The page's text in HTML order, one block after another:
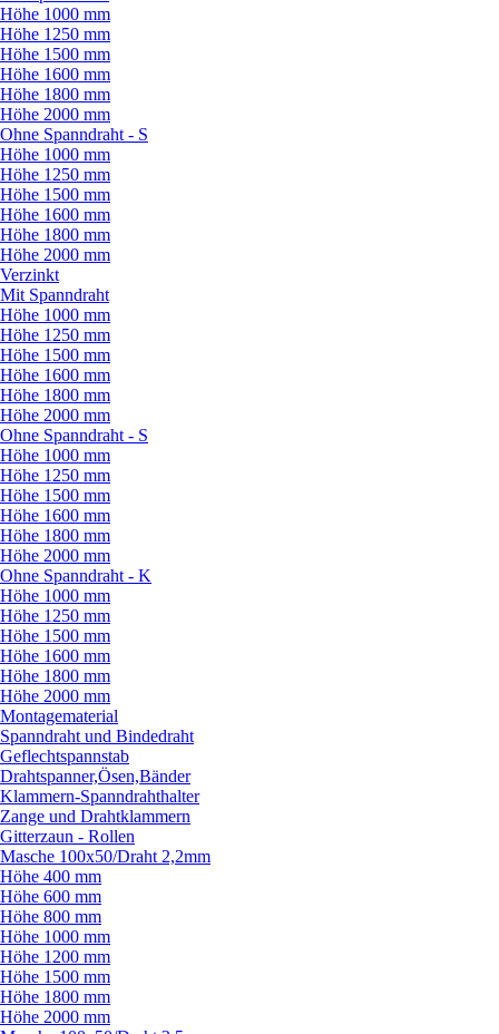
Höhe 1000 mm
Höhe 1250 mm
Höhe 1500 mm
Höhe 1600 mm
Höhe 1800 mm
Höhe 2000 mm
Ohne Spanndraht - S
Höhe 1000 mm
Höhe 1250 mm
Höhe 1500 mm
Höhe 1600 mm
Höhe 1800 mm
Höhe 2000 mm
Verzinkt
Mit Spanndraht
Höhe 1000 mm
Höhe 1250 mm
Höhe 1500 mm
Höhe 1600 mm
Höhe 1800 mm
Höhe 2000 mm
Ohne Spanndraht - S
Höhe 1000 mm
Höhe 1250 mm
Höhe 1500 mm
Höhe 1600 mm
Höhe 1800 mm
Höhe 2000 mm
Ohne Spanndraht - K
Höhe 1000 mm
Höhe 1250 mm
Höhe 1500 mm
Höhe 1600 mm
Höhe 1800 mm
Höhe 2000 mm
Montagematerial
Spanndraht und Bindedraht
Geflechtspannstab
Drahtspanner,Ösen,Bänder
Klammern-Spanndrahthalter
Zange und Drahtklammern
Gitterzaun - Rollen
Masche 100x50/Draht 2,2mm
Höhe 400 mm
Höhe 600 mm
Höhe 800 mm
Höhe 1000 mm
Höhe 1200 mm
Höhe 1500 mm
Höhe 1800 mm
Höhe 2000 mm